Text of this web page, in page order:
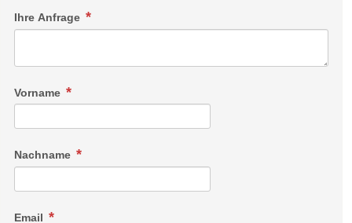
Ihre Anfrage
Vorname
Nachname
Email